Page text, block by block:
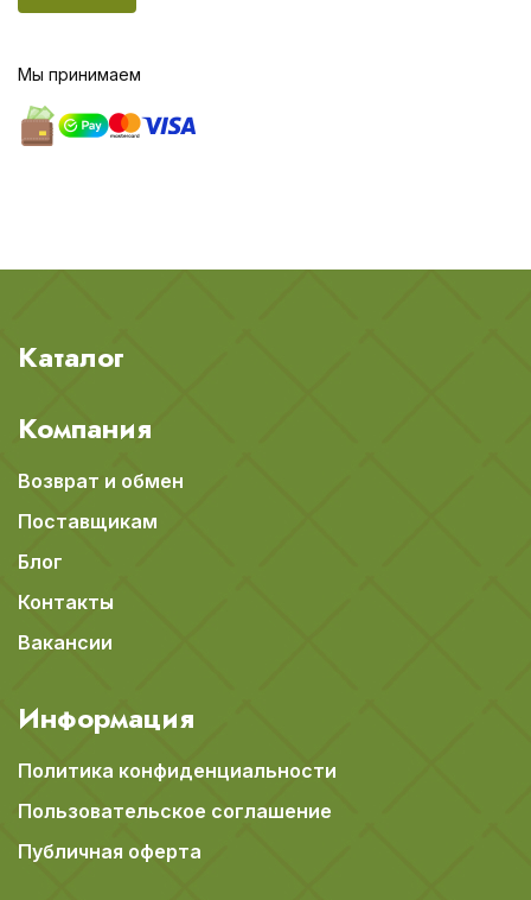
Мы принимаем
Каталог
Компания
Возврат и обмен
Поставщикам
Блог
Контакты
Вакансии
Информация
Политика конфиденциальности
Пользовательское соглашение
Публичная оферта